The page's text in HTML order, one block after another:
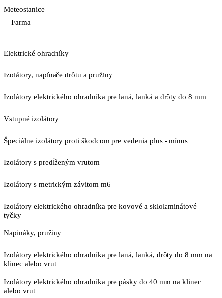
Meteostanice
Farma
Elektrické ohradníky
Izolátory, napínače drôtu a pružiny
Izolátory elektrického ohradníka pre laná, lanká a drôty do 8 mm
Vstupné izolátory
Špeciálne izolátory proti škodcom pre vedenia plus - mínus
Izolátory s predĺženým vrutom
Izolátory s metrickým závitom m6
Izolátory elektrického ohradníka pre kovové a sklolaminátové
tyčky
Napináky, pružiny
Izolátory elektrického ohradníka pre laná, lanká, drôty do 8 mm na
klinec alebo vrut
Izolátory elektrického ohradníka pre pásky do 40 mm na klinec
alebo vrut